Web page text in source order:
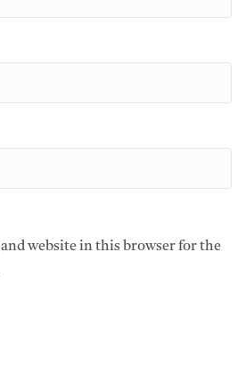
website in this browser for the